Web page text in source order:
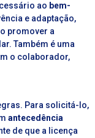
ao bem-
e adaptação,
promover a
Também é uma
o colaborador,
Para solicitá-lo,
antecedência
de que a licença